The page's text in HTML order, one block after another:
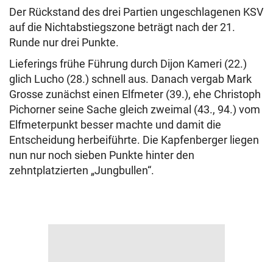
Der Rückstand des drei Partien ungeschlagenen KSV
auf die Nichtabstiegszone beträgt nach der 21.
Runde nur drei Punkte.
Lieferings frühe Führung durch Dijon Kameri (22.)
glich Lucho (28.) schnell aus. Danach vergab Mark
Grosse zunächst einen Elfmeter (39.), ehe Christoph
Pichorner seine Sache gleich zweimal (43., 94.) vom
Elfmeterpunkt besser machte und damit die
Entscheidung herbeiführte. Die Kapfenberger liegen
nun nur noch sieben Punkte hinter den
zehntplatzierten „Jungbullen“.